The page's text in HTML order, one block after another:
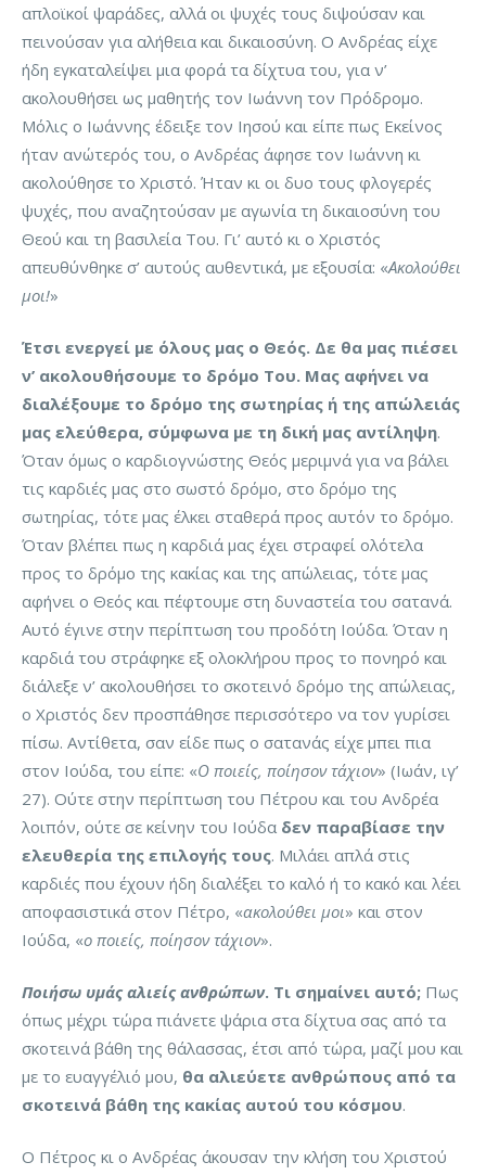
απλοϊκοί ψαράδες, αλλά οι ψυχές τους διψούσαν και
πεινούσαν για αλήθεια και δικαιοσύνη. Ο Ανδρέας είχε
ήδη εγκαταλείψει μια φορά τα δίχτυα του, για ν’
ακολουθήσει ως μαθητής τον Ιωάννη τον Πρόδρομο.
Μόλις ο Ιωάννης έδειξε τον Ιησού και είπε πως Εκείνος
ήταν ανώτερός του, ο Ανδρέας άφησε τον Ιωάννη κι
ακολούθησε το Χριστό. Ήταν κι οι δυο τους φλογερές
ψυχές, που αναζητούσαν με αγωνία τη δικαιοσύνη του
Θεού και τη βασιλεία Του. Γι’ αυτό κι ο Χριστός
απευθύνθηκε σ’ αυτούς αυθεντικά, με εξουσία: «Ακολούθει
μοι!»
Έτσι ενεργεί με όλους μας ο Θεός. Δε θα μας πιέσει
ν’ ακολουθήσουμε το δρόμο Του. Μας αφήνει να
διαλέξουμε το δρόμο της σωτηρίας ή της απώλειάς
μας ελεύθερα, σύμφωνα με τη δική μας αντίληψη.
Όταν όμως ο καρδιογνώστης Θεός μεριμνά για να βάλει
τις καρδιές μας στο σωστό δρόμο, στο δρόμο της
σωτηρίας, τότε μας έλκει σταθερά προς αυτόν το δρόμο.
Όταν βλέπει πως η καρδιά μας έχει στραφεί ολότελα
προς το δρόμο της κακίας και της απώλειας, τότε μας
αφήνει ο Θεός και πέφτουμε στη δυναστεία του σατανά.
Αυτό έγινε στην περίπτωση του προδότη Ιούδα. Όταν η
καρδιά του στράφηκε εξ ολοκλήρου προς το πονηρό και
διάλεξε ν’ ακολουθήσει το σκοτεινό δρόμο της απώλειας,
ο Χριστός δεν προσπάθησε περισσότερο να τον γυρίσει
πίσω. Αντίθετα, σαν είδε πως ο σατανάς είχε μπει πια
στον Ιούδα, του είπε: «Ο ποιείς, ποίησον τάχιον» (Ιωάν, ιγ’
27). Ούτε στην περίπτωση του Πέτρου και του Ανδρέα
λοιπόν, ούτε σε κείνην του Ιούδα δεν παραβίασε την
ελευθερία της επιλογής τους. Μιλάει απλά στις
καρδιές που έχουν ήδη διαλέξει το καλό ή το κακό και λέει
αποφασιστικά στον Πέτρο, «ακολούθει μοι» και στον
Ιούδα, «ο ποιείς, ποίησον τάχιον».
Ποιήσω υμάς αλιείς ανθρώπων. Τι σημαίνει αυτό; Πως
όπως μέχρι τώρα πιάνετε ψάρια στα δίχτυα σας από τα
σκοτεινά βάθη της θάλασσας, έτσι από τώρα, μαζί μου και
με το ευαγγέλιό μου, θα αλιεύετε ανθρώπους από τα
σκοτεινά βάθη της κακίας αυτού του κόσμου.
Ο Πέτρος κι ο Ανδρέας άκουσαν την κλήση του Χριστού